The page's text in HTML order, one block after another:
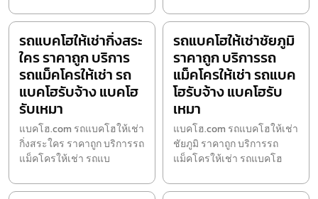
รถแบคโฮให้เช่ากิ่งสระ
ใคร ราคาถูก บริการ
รถแม็คโครให้เช่า รถ
แบคโฮรับจ้าง แบคโฮ
รับเหมา
แบคโฮ.com รถแบคโฮให้เช่า
กิ่งสระใคร ราคาถูก บริการรถ
แม็คโครให้เช่า รถแบ
รถแบคโฮให้เช่าชัยภูมิ
ราคาถูก บริการรถ
แม็คโครให้เช่า รถแบค
โฮรับจ้าง แบคโฮรับ
เหมา
แบคโฮ.com รถแบคโฮให้เช่า
ชัยภูมิ ราคาถูก บริการรถ
แม็คโครให้เช่า รถแบคโฮ